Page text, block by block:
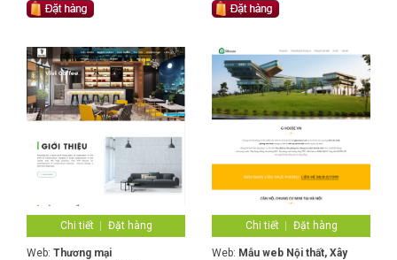
Chi tiết Đặt hàng
Web: Thương mại
Chi tiết Đặt hàng
Web: Mẫu web Nội thất, Xây